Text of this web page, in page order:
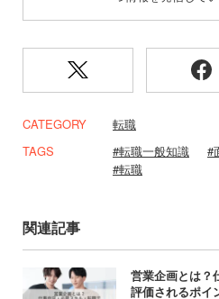
CATEGORY
転職
TAGS
転職一般知識
転職
関連記事
営業企画とは？
評価されるポイ